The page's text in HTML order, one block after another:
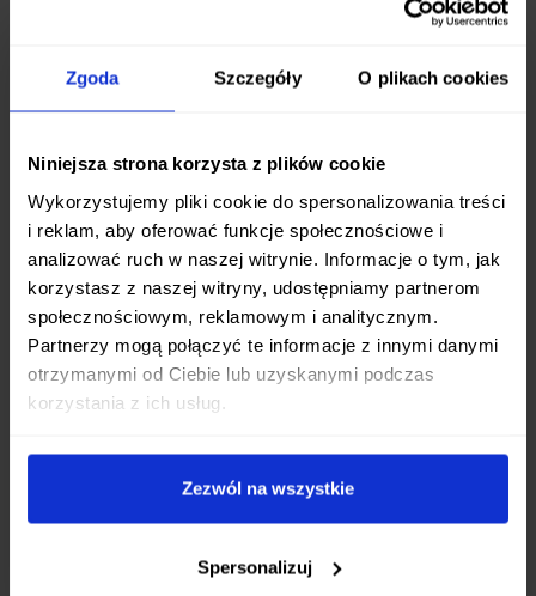
Zgoda Szczegóły O plikach cookies
Niniejsza strona korzysta z plików cookie
Wykorzystujemy pliki cookie do spersonalizowania treści
i reklam, aby oferować funkcje społecznościowe i
analizować ruch w naszej witrynie. Informacje o tym, jak
korzystasz z naszej witryny, udostępniamy partnerom
społecznościowym, reklamowym i analitycznym.
Partnerzy mogą połączyć te informacje z innymi danymi
otrzymanymi od Ciebie lub uzyskanymi podczas
korzystania z ich usług.
Zezwól na wszystkie
Spersonalizuj
Solidne Materiały i Konstrukcja
Wykonana ze stali
znanej z dobrej odporności na korozję i
łatwości ostrzenia, co czyni ją praktycznym
wyborem do codziennego użytku i prac
terenowych. Duża długość ostrza (146 mm)
pozwala na swobodne wykonywanie
różnorodnych zadań.
Rękojeść: Prosta, ale niezwykle solidna
konstrukcja zestali 420
stosunku do jego rozmiaru i wytrzymałości.
Łatwość Użycia